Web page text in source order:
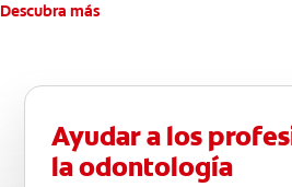
Descubra más
Ayudar a los
la odontología